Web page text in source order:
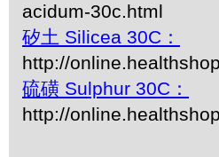
acidum-30c.html
矽土 Silicea 30C：
http://
硫磺 Sulphur 30C：
http://